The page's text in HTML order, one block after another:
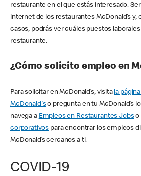
restaurante en el que estás interesado.
internet de los restaurantes McDonald’s y,
casos, podrás ver cuáles puestos
restaurante.
¿Cómo solicito empleo en
Para solicitar en McDonald’s, visita la
McDonald'so pregunta en tu McDonald’s
navega a Empleos en Restaurantes Jobso
corporativos para encontrar los empleos
McDonald’s cercanos a ti.
COVID-19